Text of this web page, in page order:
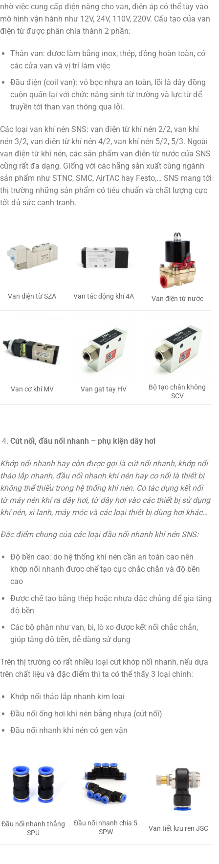
nhờ việc cung cấp điện năng cho van, điện áp có thể tùy vào
mô hình vận hành như 12V, 24V, 110V, 220V. Cấu tạo của van
điện từ được phân chia thành 2 phần:
Thân van: được làm bằng inox, thép, đồng hoàn toàn, có
các cửa van và vị trí làm việc
Đầu điện (coil van): vỏ bọc nhựa an toàn, lõi là dây đồng
cuộn quấn lại với chức năng sinh từ trường và lực từ để
truyền tới than van thông qua lõi.
Các loại van khí nén SNS: van điện từ khí nén 2/2, van khí
nén 3/2, van điện từ khí nén 4/2, van khí nén 5/2, 5/3. Ngoài
van điện từ khí nén, các sản phẩm van điện từ nước của SNS
cũng rất đa dạng. Giống với các hãng sản xuất cùng ngành
sản phẩm như STNC, SMC, AirTAC hay Festo,… SNS mang tới
thị trường những sản phẩm có tiêu chuẩn và chất lượng cực
tốt đủ sức cạnh tranh.
Van điện từ SZA Van tác động khí 4A Van điện từ nước
Van cơ khí MV Van gạt tay HV
Bộ tạo chân không
SCV
Cút nối, đầu nối nhanh – phụ kiện dây hơi
Khớp nối nhanh hay còn được gọi là cút nối nhanh, khớp nối
tháo lắp nhanh, đầu nối nhanh khí nén hay co nối là thiết bị
không thể thiếu trong hệ thống khí nén. Có tác dụng kết nối
từ máy nén khí ra dây hơi, từ dây hơi vào các thiết bị sử dụng
khí nén, xi lanh, máy móc và các loại thiết bị dùng hơi khác…
Đặc điểm chung của các loại đầu nối nhanh khí nén SNS:
Độ bền cao: do hệ thống khí nén cần an toàn cao nên
khớp nối nhanh được chế tạo cực chắc chắn và độ bền
cao
Được chế tạo bằng thép hoặc nhựa đặc chủng để gia tăng
độ bền
Các bộ phận như van, bi, lò xo được kết nối chắc chắn,
giúp tăng độ bền, dễ dàng sử dụng
Trên thị trường có rất nhiều loại cút khớp nối nhanh, nếu dựa
trên chất liệu và đặc điểm thì ta có thể thấy 3 loại chính:
Khớp nối tháo lắp nhanh kim loại
Đầu nối ống hơi khí nén bằng nhựa (cút nối)
Đầu nối nhanh khí nén có gen vặn
Đầu nối nhanh thẳng
SPU
Đầu nối nhanh chia 5
SPW
Van tiết lưu ren JSC